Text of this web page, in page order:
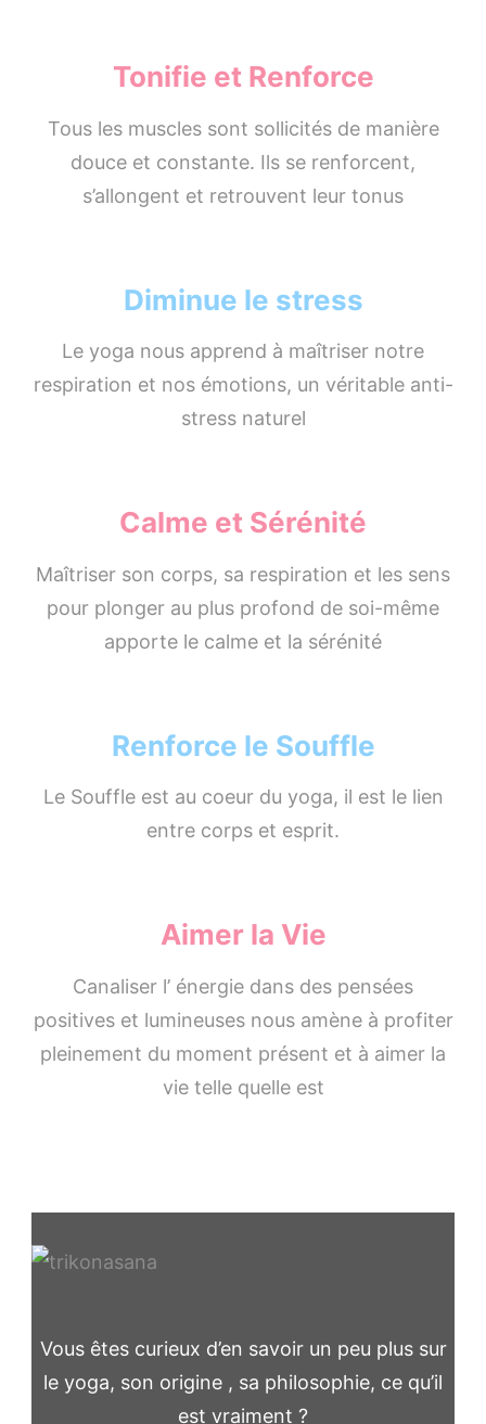
Tonifie et Renforce
Tous les muscles sont sollicités de manière
douce et constante. Ils se renforcent,
s’allongent et retrouvent leur tonus
Diminue le stress
Le yoga nous apprend à maîtriser notre
respiration et nos émotions, un véritable anti-
stress naturel
Calme et Sérénité
Maîtriser son corps, sa respiration et les sens
pour plonger au plus profond de soi-même
apporte le calme et la sérénité
Renforce le Souffle
Le Souffle est au coeur du yoga, il est le lien
entre corps et esprit.
Aimer la Vie
Canaliser l’ énergie dans des pensées
positives et lumineuses nous amène à profiter
pleinement du moment présent et à aimer la
vie telle quelle est
Vous êtes curieux d’en savoir un peu plus sur
le yoga, son origine , sa philosophie, ce qu’il
est vraiment ?